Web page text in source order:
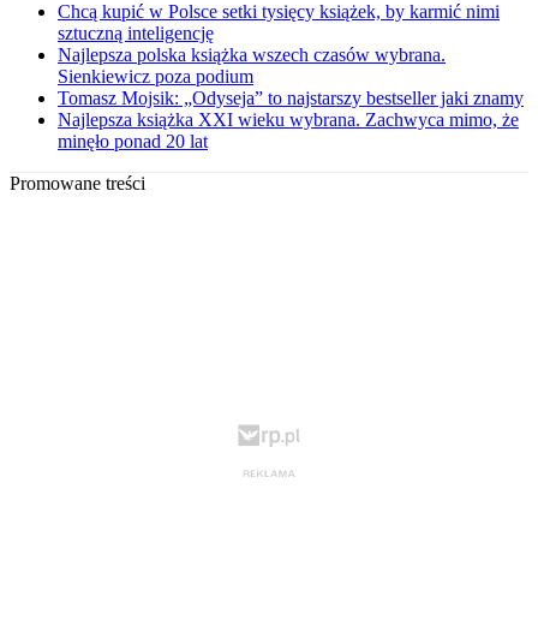
Chcą kupić w Polsce setki tysięcy książek, by karmić nimi
sztuczną inteligencję
Najlepsza polska książka wszech czasów wybrana.
Sienkiewicz poza podium
Tomasz Mojsik: „Odyseja” to najstarszy bestseller jaki znamy
Najlepsza książka XXI wieku wybrana. Zachwyca mimo, że
minęło ponad 20 lat
Promowane treści